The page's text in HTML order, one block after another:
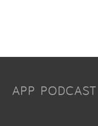
APP PODCAST